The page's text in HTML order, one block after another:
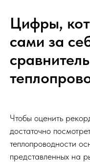
Цифры,
сами за
Чтобы оценить
достаточно
теплопроводности
представленных на